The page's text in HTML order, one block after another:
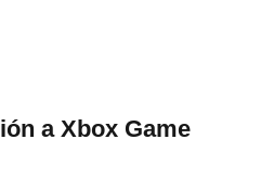
a Xbox Game